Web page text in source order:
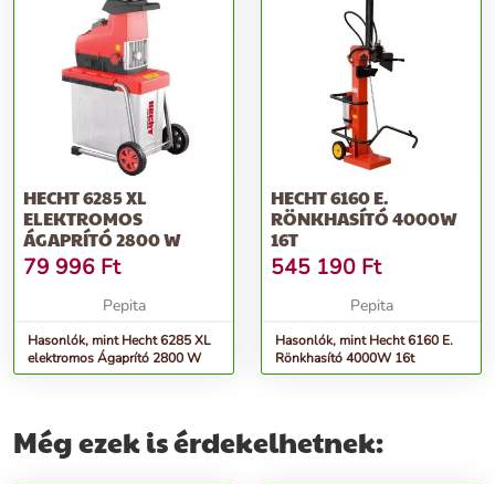
HECHT 6285 XL
ELEKTROMOS
ÁGAPRÍTÓ 2800 W
79 996 Ft
Pepita
Hasonlók, mint Hecht 6285 XL
elektromos Ágaprító 2800 W
HECHT 6160 E.
RÖNKHASÍTÓ 4000W
16T
545 190 Ft
Pepita
Hasonlók, mint Hecht 6160 E.
Rönkhasító 4000W 16t
Még ezek is érdekelhetnek: